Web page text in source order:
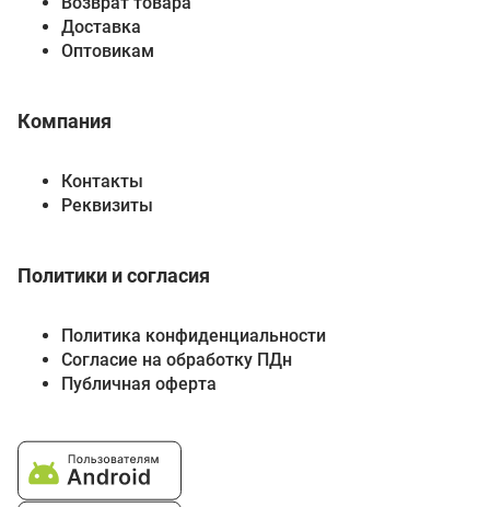
Доставка
Оптовикам
Компания
Контакты
Реквизиты
Политики и согласия
Политика конфиденциальности
Согласие на обработку ПДн
Публичная оферта